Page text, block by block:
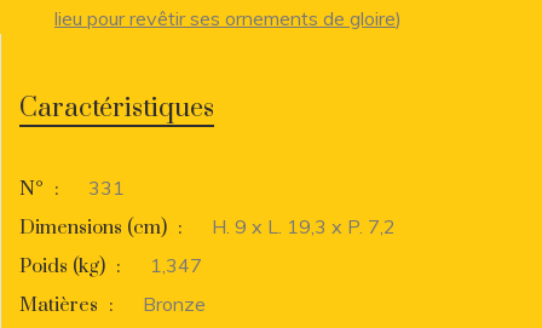
lieu pour revêtir ses ornements de gloire)
Caractéristiques
N° :
331
Dimensions (cm) :
H. 9 x L. 19,3 x P. 7,2
Poids (kg) :
1,347
Matières :
Bronze